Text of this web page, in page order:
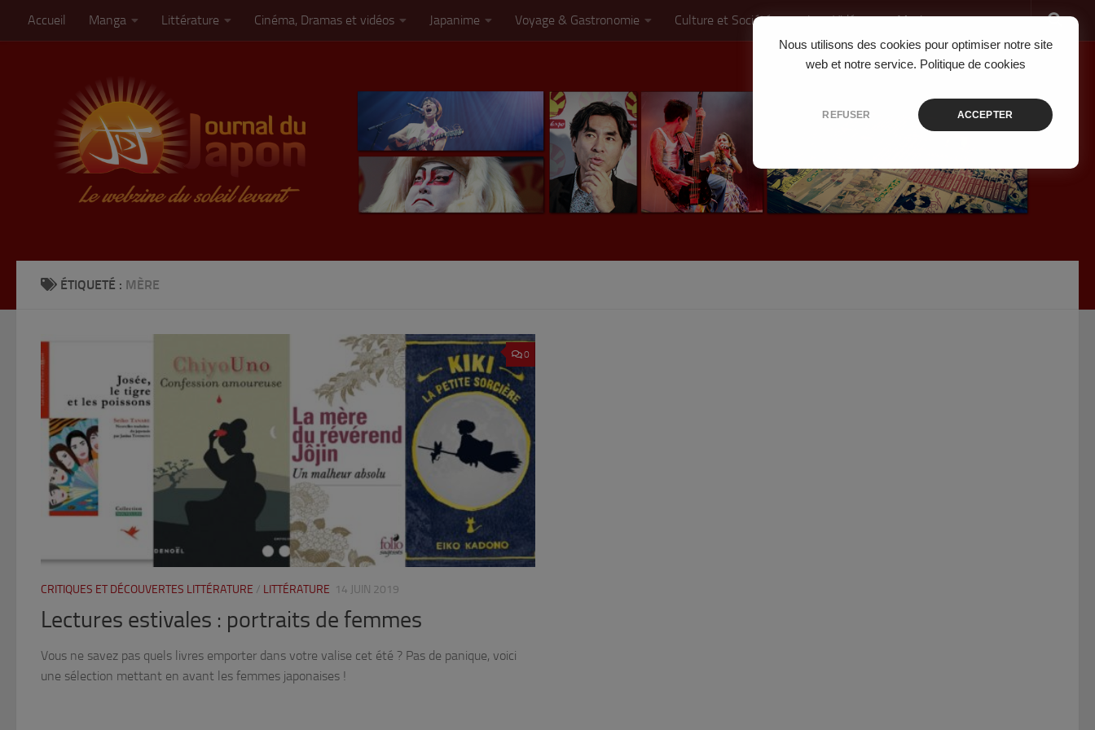
Nous utilisons des cookies pour optimiser notre site
web et notre service. Politique de cookies
REFUSER ACCEPTER
Skip to content
Accueil Manga Littérature Cinéma, Dramas et vidéos Japanime Voyage & Gastronomie Culture et Société Jeux Vidéo Musique
ÉTIQUETÉ : MÈRE
0
CRITIQUES ET DÉCOUVERTES LITTÉRATURE / LITTÉRATURE 14 JUIN 2019
Lectures estivales : portraits de femmes
Vous ne savez pas quels livres emporter dans votre valise cet été ? Pas de panique, voici
une sélection mettant en avant les femmes japonaises !